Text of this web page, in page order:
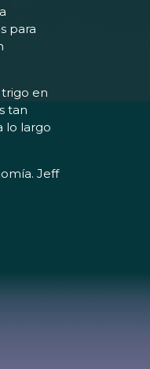
para
trigo en
tan
lo largo
Jeff